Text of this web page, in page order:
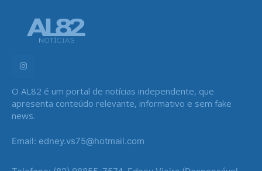
O AL82 é um portal de notícias independente, que
apresenta conteúdo relevante, informativo e sem fake
news.
Email: edney.vs75@hotmail.com